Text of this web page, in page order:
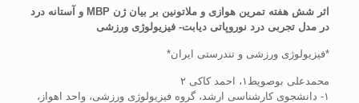
اثر شش هفته تمرین هوازی و ملاتونین بر بیان ژن MBP و آستانه درد
در مدل تجربی درد نوروپاتی دیابت- فیزیولوژی ورزشی
*فیزیولوژی ورزشی و تندرستی ایران*
محمدعلی بوصویط۱، احمد کاکی ۲
۱- دانشجوی کارشناسی ارشد، گروه فیزیولوژی ورزشی، واحد اهواز،